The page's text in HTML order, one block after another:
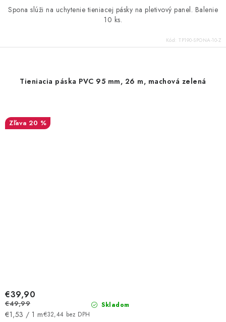
Spona slúži na uchytenie tieniacej pásky na pletivový panel. Balenie
10 ks.
Kód: TP190-SPONA-10-Z
Tieniacia páska PVC 95 mm, 26 m, machová zelená
20 %
Skladom
€32,44 bez DPH
€39,90
€49,99
Jednotková
€1,53 / 1 m